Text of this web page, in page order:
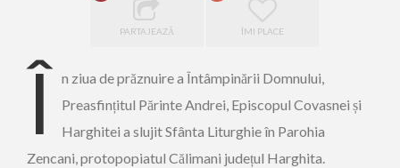
PARTAJEAZĂ ÎMI PLACE
Î n ziua de prăznuire a Întâmpinării Domnului,
Preasfințitul Părinte Andrei, Episcopul Covasnei și
Harghitei a slujit Sfânta Liturghie în Parohia
Zencani, protopopiatul Călimani județul Harghita.